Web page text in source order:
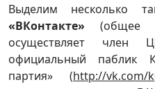
Выделим несколько
«ВКонтакте» (общее
осуществляет
официальный паблик
партия» (http://vk.com/